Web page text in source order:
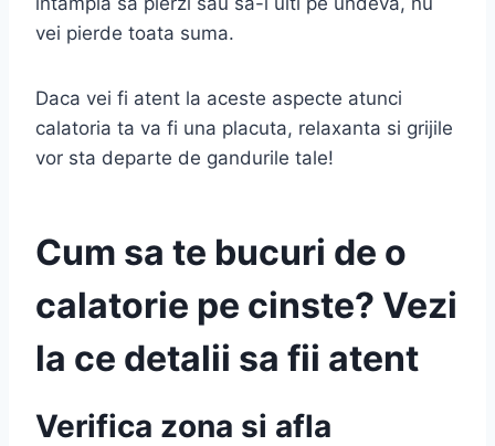
vei pierde toata suma.
Daca vei fi atent la aceste aspecte atunci
calatoria ta va fi una placuta, relaxanta si grijile
vor sta departe de gandurile tale!
Cum sa te bucuri de o
calatorie pe cinste? Vezi
la ce detalii sa fii atent
Verifica zona si afla